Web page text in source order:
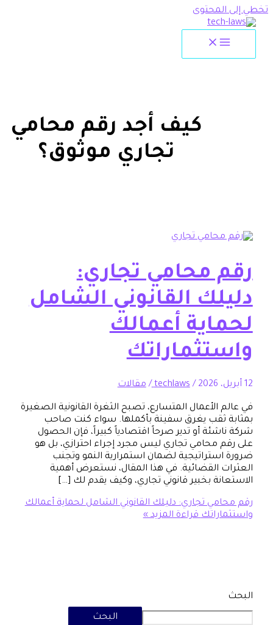
كيف أجد رقم محامي
تجاري موثوق؟
محامي تجاري:
القانوني الشامل
أعمالك
/
techlaws
/مقالات
الأعمال المتسارع، تصبح الثغرة القانونية الصغيرة
ثقب يغرق سفينة بأكملها. سواء كنت صاحب
أو تدير صرحاً اقتصادياً كبيراً، فإن الحصول
محامي تجاري ليس مجرد إجراء احترازي، بل هو
لضمان استمرارية النمو وتجنب
القضائية. في هذا المقال، نستعرض أهمية
بخبير قانوني تجاري، وكيف يقدم لك […]
تجاري: دليلك القانوني الشامل لحماية أعمالك
قراءة المزيد »